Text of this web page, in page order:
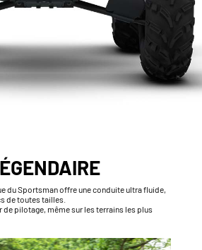
du Sportsman offre une conduite ultra fluide,
de toutes tailles.
pilotage, même sur les terrains les plus